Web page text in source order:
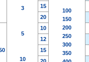
3
5
10
100
150
200
250
300
350
15
20
10
12
15